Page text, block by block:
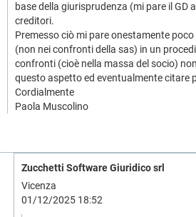
base della giurisprudenza (mi pare il
creditori.
Premesso ciò mi pare onestamente
(non nei confronti della sas) in un
confronti (cioè nella massa del socio)
questo aspetto ed eventualmente citare
Cordialmente
Paola Muscolino
Zucchetti Software Giuridico srl
Vicenza
01/12/2025 18:52